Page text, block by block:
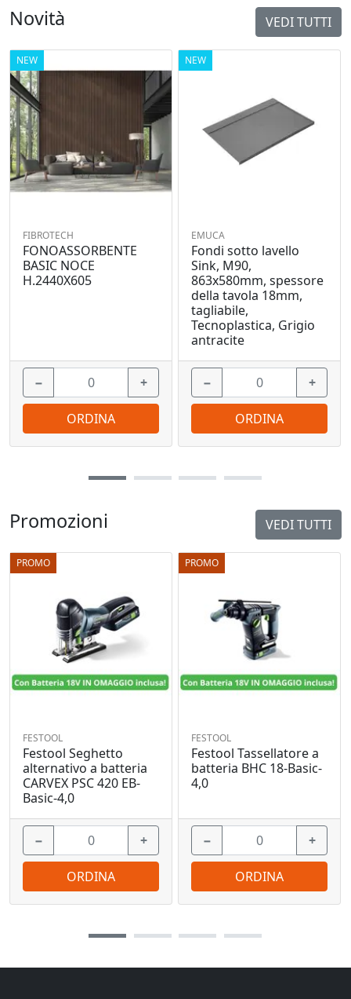
Promozioni VEDI TUTTI
PROMO
FESTOOL
Festool Seghetto
alternativo a batteria
CARVEX PSC 420 EB-
Basic-4,0
− +
ORDINA
PROMO
FESTOOL
Festool Tassellatore a
batteria BHC 18-Basic-
4,0
− +
ORDINA
Novità VEDI TUTTI
NEW
FIBROTECH
FONOASSORBENTE
BASIC NOCE
H.2440X605
− +
ORDINA
NEW
EMUCA
Fondi sotto lavello
Sink, M90,
863x580mm, spessore
della tavola 18mm,
tagliabile,
Tecnoplastica, Grigio
antracite
− +
ORDINA